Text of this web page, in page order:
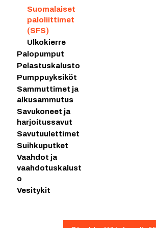
Suomalaiset
paloliittimet
(SFS)
Ulkokierre
Palopumput
Pelastuskalusto
Pumppuyksiköt
Sammuttimet ja
alkusammutus
Savukoneet ja
harjoitussavut
Savutuulettimet
Suihkuputket
Vaahdot ja
vaahdotuskalust
o
Vesitykit